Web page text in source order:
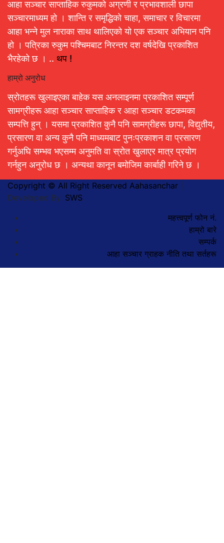
आहा सञ्चार साप्ताहिक रुकुमको अग्रणी र प्रभावशाली छापा
सञ्चारमाध्यम हो । शान्ति र समृद्धिको चाहा, समाचार र विचारमा
आहा भन्ने मुल नाराका साथ थालिएको यो एक सञ्चार अभियान पनि
हो । पत्रिका रुकुम पश्चिमबाट निरन्तर दश वर्षदेखि प्रकाशित
भैरहेको छ । .. थप !
हाम्रो अनुरोध
स्रोतहरू खुलाइएका बाहेक यस अनलाइनमा प्रकाशित सम्पूर्ण
सामग्रीहरू आहा सञ्चार साप्ताहिक र आहा सञ्चार डटकमका
सम्पत्ति हुन् । यसमा प्रकाशित कुनै पनि सामग्रीहरू छापा, विद्युतीय,
प्रसारण वा अन्य कुनै पनि माध्यमबाट पुनःप्रकाशन वा प्रसारण
गर्नुअघि सम्भव भएसम्म अनुमति वा स्रोत खुलाएर मात्र प्रयोग
गर्नहुन अनुरोध छ । अन्यथा कानून बमोजिम कार्बाही गरिने छ ।
Copyright © All Right Reserved Aahasanchar
Developed By: SWS.
महत्त्वपूर्ण फोन नं.
हाम्रो बारे
सम्पर्क
आहा सञ्चार ग्राहक नीति तथा सर्तहरू